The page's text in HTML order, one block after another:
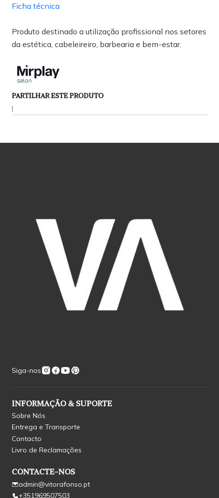
Ficha técnica
Produto destinado a utilização profissional nos setores
da estética, cabeleireiro, barbearia e bem-estar.
PARTILHAR ESTE PRODUTO
|
Siga-nos
INFORMAÇÃO & SUPORTE
Sobre Nós
Entrega e Transporte
Contacto
Livro de Reclamações
CONTACTE-NOS
admin@vitorafonso.pt
+351969507503